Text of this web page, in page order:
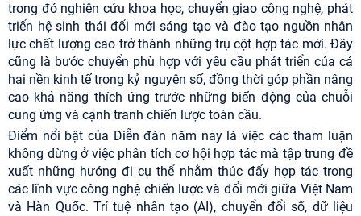
trong đó nghiên cứu khoa học, chuyển giao công nghệ, phát
triển hệ sinh thái đổi mới sáng tạo và đào tạo nguồn nhân
lực chất lượng cao trở thành những trụ cột hợp tác mới. Đây
cũng là bước chuyển phù hợp với yêu cầu phát triển của cả
hai nền kinh tế trong kỷ nguyên số, đồng thời góp phần nâng
cao khả năng thích ứng trước những biến động của chuỗi
cung ứng và cạnh tranh chiến lược toàn cầu.
Điểm nổi bật của Diễn đàn năm nay là việc các tham luận
không dừng ở việc phân tích cơ hội hợp tác mà tập trung đề
xuất những hướng đi cụ thể nhằm thúc đẩy hợp tác trong
các lĩnh vực công nghệ chiến lược và đổi mới giữa Việt Nam
và Hàn Quốc. Trí tuệ nhân tạo (AI), chuyển đổi số, dữ liệu